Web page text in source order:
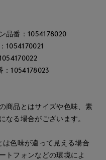
品番：1054178020
1054170021
1054178023
商品とはサイズや色味、素
なる場合がございます。
色味が違って見える場合
トフォンなどの環境によ